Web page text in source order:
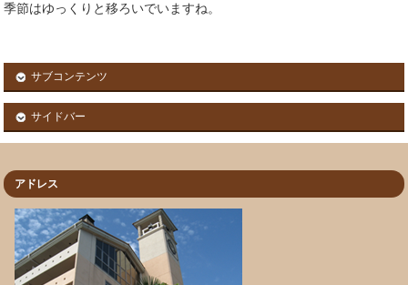
季節はゆっくりと移ろいでいますね。
サブコンテンツ
サイドバー
アドレス